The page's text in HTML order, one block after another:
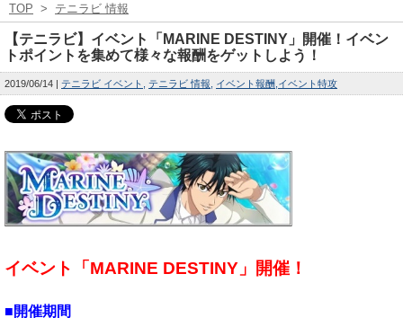
TOP > テニラビ 情報
【テニラビ】イベント「MARINE DESTINY」開催！イベン
トポイントを集めて様々な報酬をゲットしよう！
2019/06/14 テニラビ イベント テニラビ 情報 イベント報酬 イベント特攻
イベント「MARINE DESTINY」開催！
■開催期間